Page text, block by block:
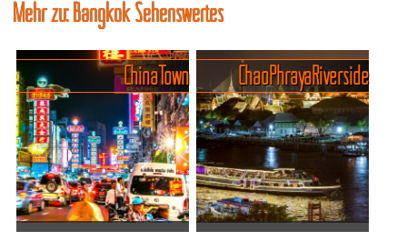
Mehr zu: Bangkok Sehenswertes
China Town Chao Phraya Riverside